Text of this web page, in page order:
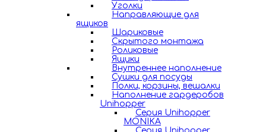
Уголки
Направляющие для
ящиков
Шариковые
Скрытого монтажа
Роликовые
Ящики
Внутреннее наполнение
Сушки для посуды
Полки, корзины, вешалки
Наполнение гардеробов
Unihopper
Серия Unihopper
MONIKA